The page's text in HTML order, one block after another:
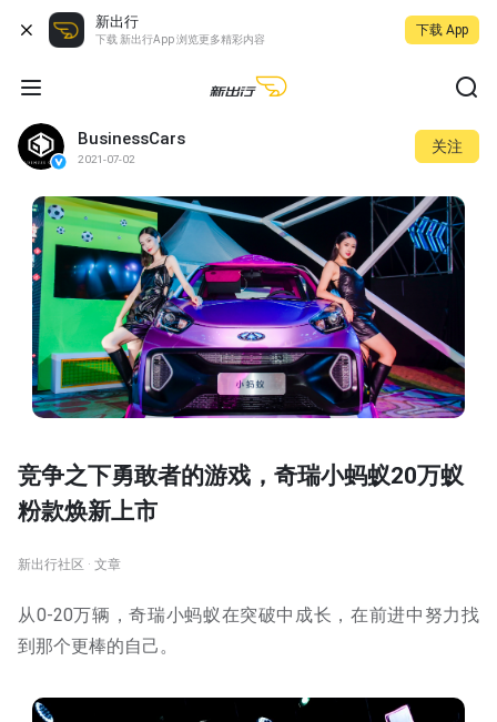
新出行
下载 新出行App 浏览更多精彩内容
下载 App
BusinessCars
2021-07-02
关注
竞争之下勇敢者的游戏，奇瑞小蚂蚁20万蚁
粉款焕新上市
新出行社区 · 文章
从0-20万辆，奇瑞小蚂蚁在突破中成长，在前进中努力找
到那个更棒的自己。